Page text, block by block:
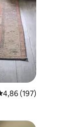
de uma avaliação
4,86 (197)